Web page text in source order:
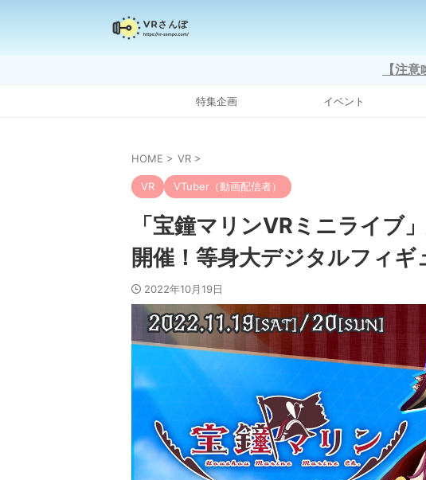
【注
特集企画 イベント
HOME > VR >
VR VTuber（動画配信者）
「宝鐘マリンVRミニライブ
開催！等身大デジタルフィギ
2022年10月19日